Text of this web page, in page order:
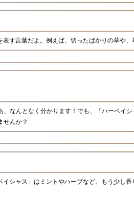
す言葉だよ。例えば、切ったばかりの草や、
、なんとなく分かります！でも、「ハーベイシ
せんか？
シャス」はミントやハーブなど、もう少し